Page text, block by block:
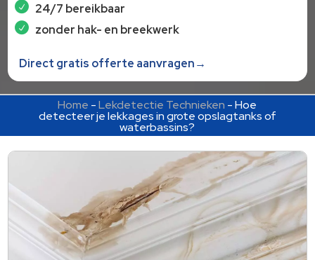
24/7 bereikbaar
zonder hak- en breekwerk
Direct gratis offerte aanvragen→
Home -Lekdetectie Technieken -Hoe
detecteer je lekkages in grote opslagtanks of
waterbassins?